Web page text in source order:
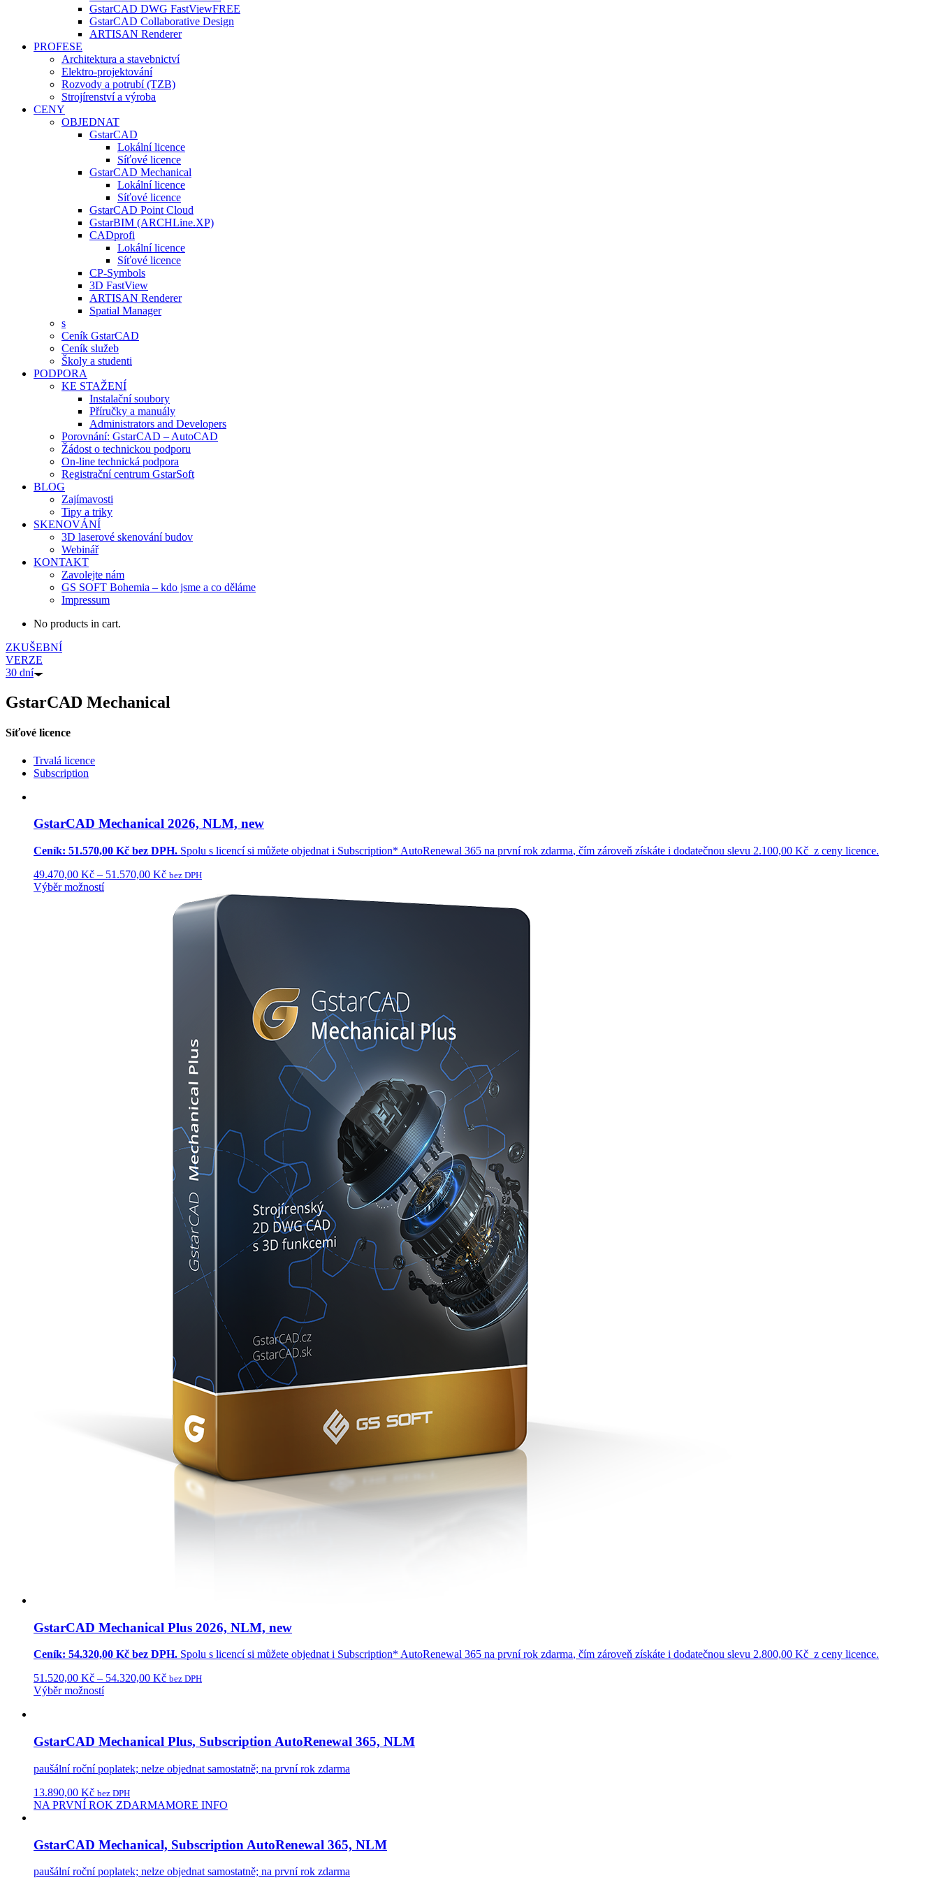
GstarCAD DWG FastViewFREE
GstarCAD Collaborative Design
ARTISAN Renderer
PROFESE
Architektura a stavebnictví
Elektro-projektování
Rozvody a potrubí (TZB)
Strojírenství a výroba
CENY
OBJEDNAT
GstarCAD
Lokální licence
Síťové licence
GstarCAD Mechanical
Lokální licence
Síťové licence
GstarCAD Point Cloud
GstarBIM (ARCHLine.XP)
CADprofi
Lokální licence
Síťové licence
CP-Symbols
3D FastView
ARTISAN Renderer
Spatial Manager
s
Ceník GstarCAD
Ceník služeb
Školy a studenti
PODPORA
KE STAŽENÍ
Instalační soubory
Příručky a manuály
Administrators and Developers
Porovnání: GstarCAD – AutoCAD
Žádost o technickou podporu
On-line technická podpora
Registrační centrum GstarSoft
BLOG
Zajímavosti
Tipy a triky
SKENOVÁNÍ
3D laserové skenování budov
Webinář
KONTAKT
Zavolejte nám
GS SOFT Bohemia – kdo jsme a co děláme
Impressum
No products in cart.
ZKUŠEBNÍ
VERZE
30 dní
GstarCAD Mechanical
Síťové licence
Trvalá licence
Subscription
GstarCAD Mechanical 2026, NLM, new
Ceník: 51.570,00 Kč bez DPH. Spolu s licencí si můžete objednat i Subscription* AutoRenewal 365 na první rok zdarma, čím zároveň získáte i dodatečnou slevu 2.100,00 Kč z ceny licence.
49.470,00 Kč – 51.570,00 Kč bez DPH
Výběr možností
GstarCAD Mechanical Plus 2026, NLM, new
Ceník: 54.320,00 Kč bez DPH. Spolu s licencí si můžete objednat i Subscription* AutoRenewal 365 na první rok zdarma, čím zároveň získáte i dodatečnou slevu 2.800,00 Kč z ceny licence.
51.520,00 Kč – 54.320,00 Kč bez DPH
Výběr možností
GstarCAD Mechanical Plus, Subscription AutoRenewal 365, NLM
paušální roční poplatek; nelze objednat samostatně; na první rok zdarma
13.890,00 Kč bez DPH
NA PRVNÍ ROK ZDARMAMORE INFO
GstarCAD Mechanical, Subscription AutoRenewal 365, NLM
paušální roční poplatek; nelze objednat samostatně; na první rok zdarma